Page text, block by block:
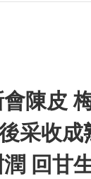
陳皮
采收成
回甘